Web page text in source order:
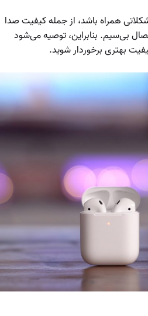
همراه باشد، از جمله کیفیت صدا
بی‌سیم. بنابراین، توصیه می‌شود
بهتری برخوردار شوید.